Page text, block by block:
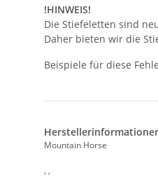
!HINWEIS!
Die Stiefeletten sind
Daher bieten wir die
Beispiele für diese
Mountain Horse
, ,